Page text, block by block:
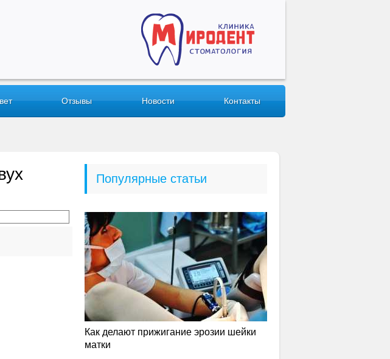
Отзывы Новости Контакты
Популярные статьи
Как делают прижигание эрозии шейки
матки